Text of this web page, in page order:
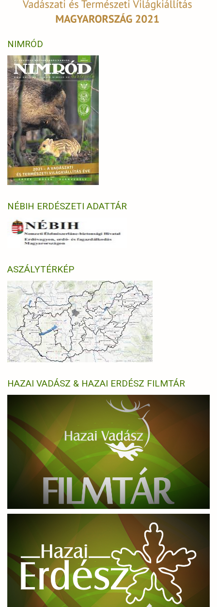
NIMRÓD
NÉBIH ERDÉSZETI ADATTÁR
ASZÁLYTÉRKÉP
HAZAI VADÁSZ & HAZAI ERDÉSZ FILMTÁR